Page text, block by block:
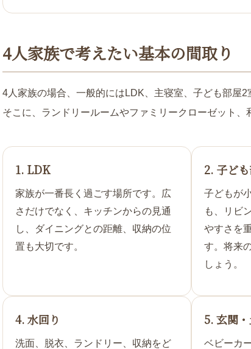
4人家族で考えたい基本の間取り
4人家族の場合、一般的にはLDK、主寝室、子ども部屋
そこに、ランドリールームやファミリークローゼット
1. LDK
家族が一番長く過ごす場所です。広
さだけでなく、キッチンからの見通
し、ダイニングとの距離、収納の位
置も大切です。
2. 子ど
子どもが
も、リビ
やすさを
す。将来
しょう。
4. 水回り
洗面、脱衣、ランドリー、収納をど
5. 玄関
ベビーカ